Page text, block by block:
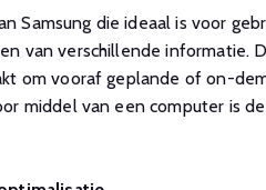
Samsung die ideaal is voor
van verschillende informatie.
om vooraf geplande of on-
middel van een computer is